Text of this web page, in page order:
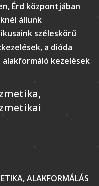
Érd központjában
állunk
széleskörű
a dióda
kezelések
ALAKFORMÁLÁS